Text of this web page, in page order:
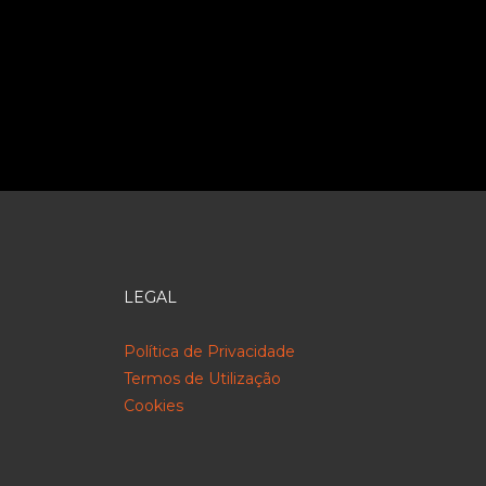
LEGAL
Política de Privacidade
Termos de Utilização
Cookies